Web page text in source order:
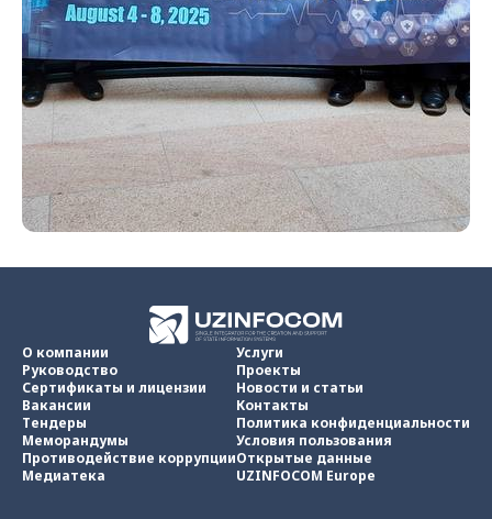
О компании
Руководство
Сертификаты и лицензии
Вакансии
Тендеры
Меморандумы
Противодействие коррупции
Медиатека
Услуги
Проекты
Новости и статьи
Контакты
Политика конфиденциальности
Условия пользования
Открытые данные
UZINFOCOM Europe